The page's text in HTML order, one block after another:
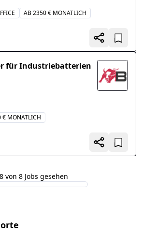
AB 2350 € MONATLICH
für Industriebatterien
€ MONATLICH
8 von 8 Jobs gesehen